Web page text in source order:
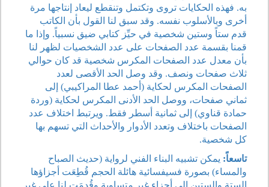
به. فهذه الحكايات تروى وتكتمل وتنقطع ليعاد إنتاجها مرة
أخرى وبالأسلوب نفسه. وقد سبق لنا القول بأن الكاتب
قدم ستاً وستين شخصية في حيِّز كتابي ضيق نسبياً. وإذا ما
قمنا بقسمة عدد الصفحات على عدد الشخصيات لظهر لنا
بأن معدل عدد الصفحات المكرس شخصية قد كان حوالي
ثلاث صفحات ونصف. وقد وصل الحد الأقصى لعدد
الصفحات المكرس لحكاية (أحمد عطا المراكيبي) إلى
ثماني صفحات، ووصل الحد الأدنى المكرس لحكاية (وردة
حمادة قناوي) إلى ثمانية أسطر فقط. ويرتبط اختلاف عدد
الصفحات باختلاف وتعدد الأدوار والأحداث التي تسهم بها
كل شخصية.
تاسعاً: يمكن تشبيه البناء الفني لرواية (حديث الصباح
والمساء) بصورة فسيفسائية هائلة الحجم قُطِعَت أجزاؤها
الستة والستين إلى أجزاء غير متساوية وقُدِمَت لنا على غير